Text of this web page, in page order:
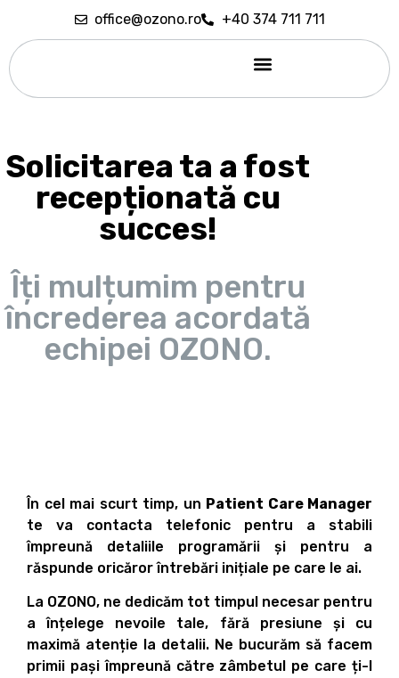
office@ozono.ro +40 374 711 711
Solicitarea ta a fost
recepționată cu
succes!
Îți mulțumim pentru
încrederea acordată
echipei OZONO.
În cel mai scurt timp, un Patient Care Manager
te va contacta telefonic pentru a stabili
împreună detaliile programării și pentru a
răspunde oricăror întrebări inițiale pe care le ai.
La OZONO, ne dedicăm tot timpul necesar pentru
a înțelege nevoile tale, fără presiune și cu
maximă atenție la detalii. Ne bucurăm să facem
primii pași împreună către zâmbetul pe care ți-l